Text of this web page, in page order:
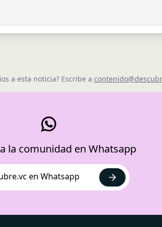
a esta noticia? Escribe a
la comunidad en Whatsapp
en Whatsapp